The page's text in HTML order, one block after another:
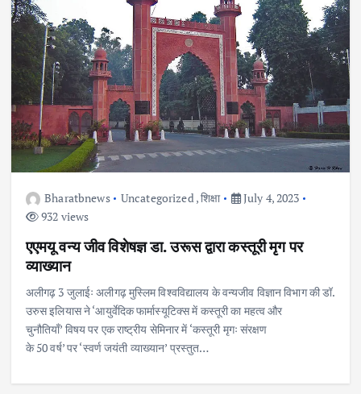
Bharatbnews Uncategorized ,शिक्षा
July 4, 2023
932 views
एएमयू वन्य जीव विशेषज्ञ डा. उरूस द्वारा कस्तूरी मृग पर
व्याख्यान
अलीगढ़ 3 जुलाईः अलीगढ़ मुस्लिम विश्वविद्यालय के वन्यजीव विज्ञान विभाग की डॉ.
उरुस इलियास ने ‘आयुर्वेदिक फार्मास्यूटिक्स में कस्तूरी का महत्व और
चुनौतियाँ’ विषय पर एक राष्ट्रीय सेमिनार में ‘कस्तूरी मृगः संरक्षण
के 50 वर्ष’ पर ‘स्वर्ण जयंती व्याख्यान’ प्रस्तुत…